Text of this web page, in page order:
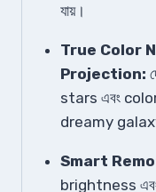
যায়।
True Color
Projection:
stars এবং
dreamy
Smart
brightness